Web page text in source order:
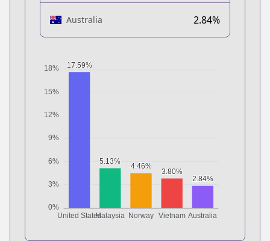
Australia 2.84%